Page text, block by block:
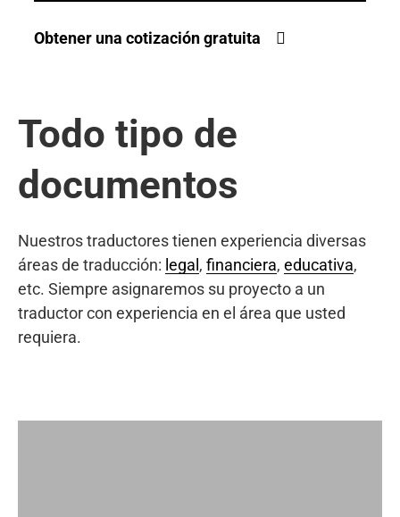
Obtener una cotización gratuita
Todo tipo de
documentos
Nuestros traductores tienen experiencia diversas
áreas de traducción: legal , financiera, educativa,
etc. Siempre asignaremos su proyecto a un
traductor con experiencia en el área que usted
requiera.